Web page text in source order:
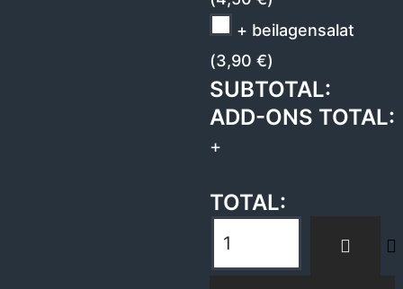
+ beilagensalat
(3,90 €)
SUBTOTAL:
ADD-ONS TOTAL:
+
TOTAL: